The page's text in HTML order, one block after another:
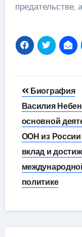
предательстве,
по
записям
Биография
Василия
основной
ООН из
вклад и
политике